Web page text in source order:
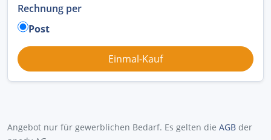
Rechnung per
Post
Angebot nur für gewerblichen Bedarf. Es gelten die AGB der